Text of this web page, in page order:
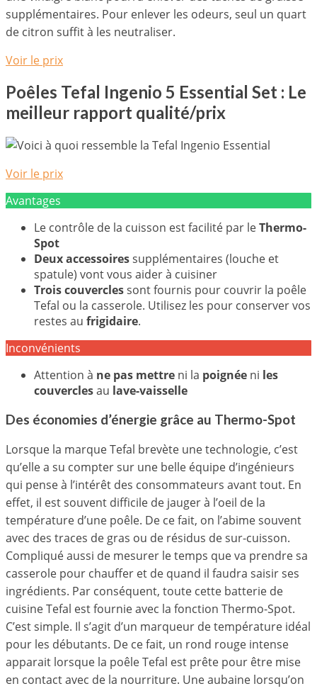
supplémentaires. Pour enlever les odeurs, seul un quart
de citron suffit à les neutraliser.
Voir le prix
Poêles Tefal Ingenio 5 Essential Set : Le
meilleur rapport qualité/prix
Voir le prix
Avantages
Le contrôle de la cuisson est facilité par leThermo-
Spot
Deux accessoiressupplémentaires (louche et
spatule) vont vous aider à cuisiner
Trois couverclessont fournis pour couvrir la poêle
Tefal ou la casserole. Utilisez les pour conserver vos
restes au frigidaire.
Inconvénients
Attention à ne pas mettre ni la poignée ni les
couverclesau lave-vaisselle
Des économies d’énergie grâce au Thermo-Spot
Lorsque la marque Tefal brevète une technologie, c’est
qu’elle a su compter sur une belle équipe d’ingénieurs
qui pense à l’intérêt des consommateurs avant tout. En
effet, il est souvent difficile de jauger à l’oeil de la
température d’une poêle. De ce fait, on l’abime souvent
avec des traces de gras ou de résidus de sur-cuisson.
Compliqué aussi de mesurer le temps que va prendre sa
casserole pour chauffer et de quand il faudra saisir ses
ingrédients. Par conséquent, toute cette batterie de
cuisine Tefal est fournie avec la fonction Thermo-Spot.
C’est simple. Il s’agit d’un marqueur de température idéal
pour les débutants. De ce fait, un rond rouge intense
apparait lorsque la poêle Tefal est prête pour être mise
en contact avec de la nourriture. Une aubaine lorsqu’on